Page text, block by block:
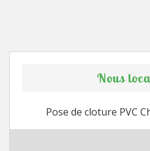
Nous
Pose de cloture PVC